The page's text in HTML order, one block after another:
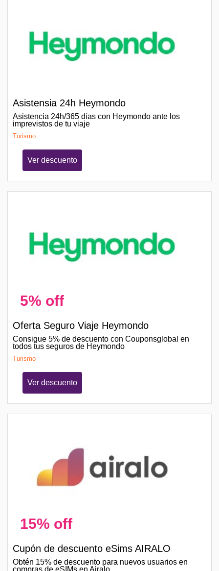
Asistensia 24h Heymondo
Asistencia 24h/365 días con Heymondo ante los
imprevistos de tu viaje
Turismo
Ver descuento
5% off
Oferta Seguro Viaje Heymondo
Consigue 5% de descuento con Couponsglobal en
todos tus seguros de Heymondo
Turismo
Ver descuento
15% off
Cupón de descuento eSims AIRALO
Obtén 15% de descuento para nuevos usuarios en